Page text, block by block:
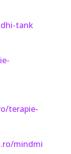
tank
terapie-
mindmi